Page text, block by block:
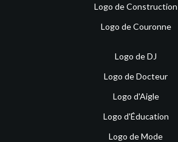
Logo de Construction
Logo de Couronne
Logo de DJ
Logo de Docteur
Logo d'Aigle
Logo d'Éducation
Logo de Mode